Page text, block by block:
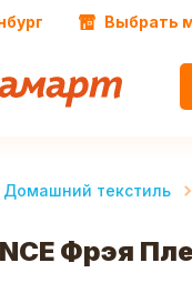
Выбрать
Домашний текстиль
Фрэя